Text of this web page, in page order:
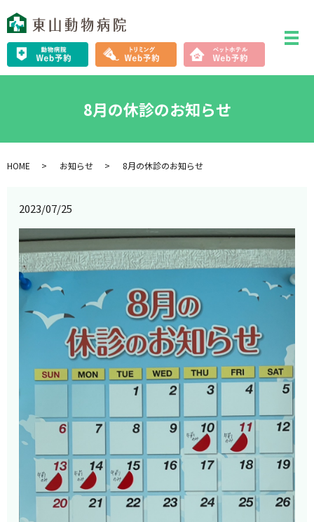
メ
8月の休診のお知らせ
HOME お知らせ 8月の休診のお知らせ
2023/07/25